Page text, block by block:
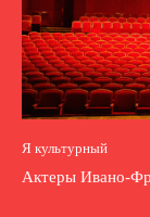
Я культурный
Актеры Ивано-